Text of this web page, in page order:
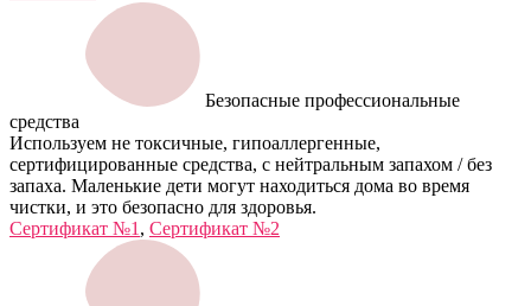
Безопасные профессиональные
средства
Используем не токсичные, гипоаллергенные,
сертифицированные средства, с нейтральным запахом / без
запаха. Маленькие дети могут находиться дома во время
чистки, и это безопасно для здоровья.
Сертификат №1 , Сертификат №2